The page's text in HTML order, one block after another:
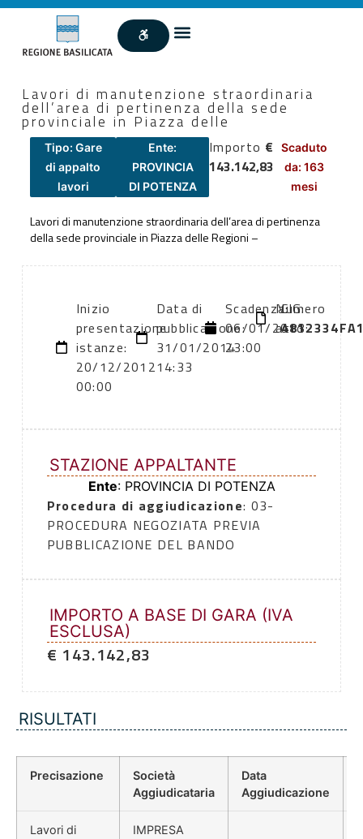
Lavori di manutenzione straordinaria
dell’area di pertinenza della sede
provinciale in Piazza delle
Tipo: Gare
di appalto
lavori
Ente:
PROVINCIA
DI POTENZA
Importo €
143.142,83
Scaduto
da: 163
mesi
Lavori di manutenzione straordinaria dell’area di pertinenza
della sede provinciale in Piazza delle Regioni –
Inizio
presentazione
istanze:
20/12/2012
00:00
Data di
pubblicazione:
31/01/2014
14:33
Scadenza:
06/01/2013
23:00
Numero
atto:
CIG:
STAZIONE APPALTANTE
Ente: PROVINCIA DI POTENZA
Procedura di aggiudicazione: 03-
PROCEDURA NEGOZIATA PREVIA
PUBBLICAZIONE DEL BANDO
IMPORTO A BASE DI GARA (IVA
ESCLUSA)
€ 143.142,83
RISULTATI
Precisazione
Società
Aggiudicataria
Data
Aggiudicazione
Lavori di
IMPRESA